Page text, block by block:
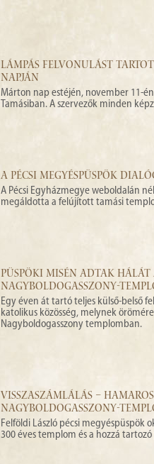
LÁMPÁS FELVONULÁST
NAPJÁN
Márton nap estéjén, november 11-
Tamásiban. A szervezők minden
A PÉCSI MEGYÉSPÜSPÖK
A Pécsi Egyházmegye weboldalán
megáldotta a felújított tamási
PÜSPÖKI MISÉN ADTAK HÁLÁT
NAGYBOLDOGASSZONY-
Egy éven át tartó teljes külső-belső
katolikus közösség, melynek
Nagyboldogasszony templomban.
VISSZASZÁMLÁLÁS –
NAGYBOLDOGASSZONY-
Felföldi László pécsi
300 éves templom és a hozzá